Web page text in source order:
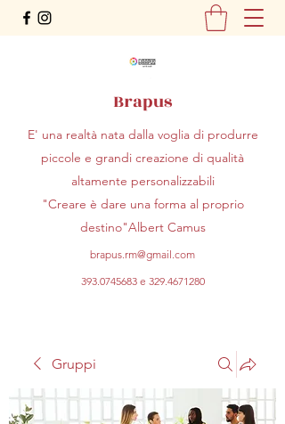
Brapus
E' una realtà nata dalla voglia di produrre
piccole e grandi creazione di qualità
altamente personalizzabili
"Creare è dare una forma al proprio
destino"Albert Camus
brapus.rm@gmail.com
393.0745683e 329.4671280
Gruppi